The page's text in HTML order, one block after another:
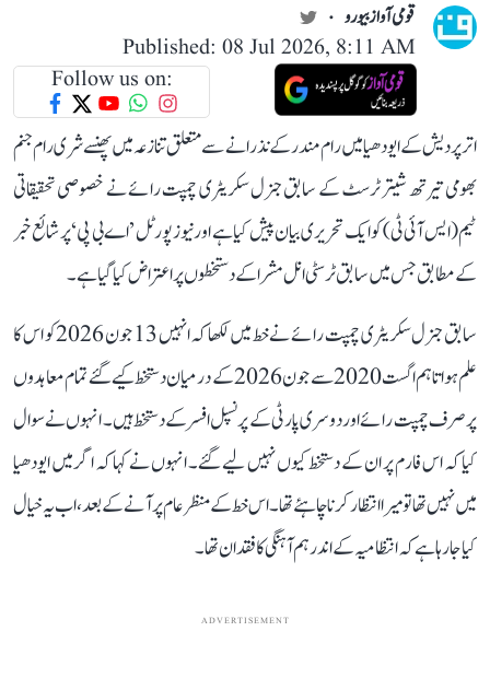
قومی آواز بیورو
Published: 08 Jul 2026, 8:11 AM
Follow us on:
اتر پردیش کے ایودھیا میں رام مندر کے نذرانے سے متعلق تنازعہ میں پھنسے شری رام جنم
بھومی تیرتھ شیتر ٹرسٹ کے سابق جنرل سکریٹری چمپت رائے نے خصوصی تحقیقاتی
ٹیم (ایس آئی ٹی) کو ایک تحریری بیان پیش کیا ہے اور نیوز پورٹل ’اے بی پی‘ پر شائع خبر
کے مطابق جس میں سابق ٹرسٹی انل مشرا کے دستخطوں پر اعتراض کیا گیا ہے۔
سابق جنرل سکریٹری چمپت رائے نے خط میں لکھا کہ انہیں 13 جون 2026 کو اس کا
علم ہوا تاہم اگست 2020 سے جون 2026 کے درمیان دستخط کیے گئے تمام معاہدوں
پر صرف چمپت رائے اور دوسری پارٹی کے پرنسپل افسر کے دستخط ہیں۔ انہوں نے سوال
کیا کہ اس فارم پر ان کے دستخط کیوں نہیں لیے گئے۔ انہوں نے کہا کہ اگر میں ایودھیا
میں نہیں تھا تو میرا انتظار کرنا چاہئے تھا۔ اس خط کے منظر عام پر آنے کے بعد، اب یہ خیال
کیا جا رہا ہے کہ انتظامیہ کے اندر ہم آہنگی کا فقدان تھا۔
ADVERTISEMENT